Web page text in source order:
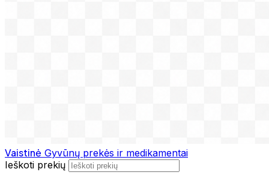
Vaistinė Gyvūnų prekės ir medikamentai
Ieškoti prekių